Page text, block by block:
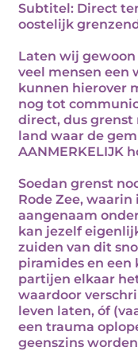
Subtitel: Direct
oostelijk
Laten wij gewoon
veel mensen een
kunnen hierover
nog tot
direct, dus grenst
land waar de
AANMERKELIJK
Soedan grenst
Rode Zee,
aangenaam
kan jezelf
zuiden van dit
piramides en een
partijen elkaar
waardoor
leven laten, óf
een trauma
geenszins